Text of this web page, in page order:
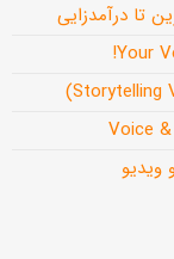
تا درآمدزایی